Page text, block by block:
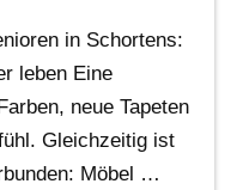
in Schortens:
leben Eine
neue Tapeten
Gleichzeitig ist
Möbel …